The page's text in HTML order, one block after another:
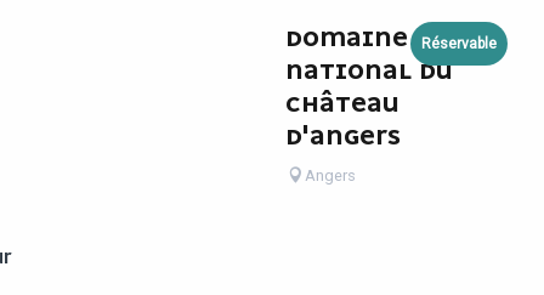
DOMAINE
NATIONAL DU
CHÂTEAU
D'ANGERS
Angers
Réservable